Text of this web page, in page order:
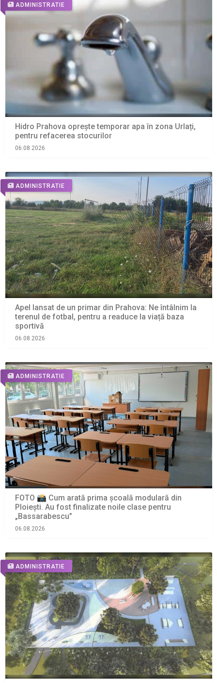
ADMINISTRATIE
Hidro Prahova oprește temporar apa în zona Urlați,
pentru refacerea stocurilor
06.08.2026
ADMINISTRATIE
Apel lansat de un primar din Prahova: Ne întâlnim la
terenul de fotbal, pentru a readuce la viață baza
sportivă
06.08.2026
ADMINISTRATIE
FOTO 📸 Cum arată prima școală modulară din
Ploiești. Au fost finalizate noile clase pentru
„Bassarabescu”
06.08.2026
ADMINISTRATIE